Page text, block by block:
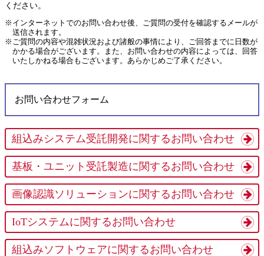
採用情報
お問い合わせ
English
ください。
インターネットでのお問い合わせ後、ご質問の受付を確認するメールが
送信されます。
ご質問の内容や混雑状況および諸般の事情により、ご回答までに日数が
かかる場合がございます。また、お問い合わせの内容によっては、回答
いたしかねる場合もございます。あらかじめご了承ください。
お問い合わせフォーム
組込みシステム受託開発に関するお問い合わせ
基板・ユニット受託製造に関するお問い合わせ
画像認識ソリューションに関するお問い合わせ
IoTシステムに関するお問い合わせ
組込みソフトウェアに関するお問い合わせ